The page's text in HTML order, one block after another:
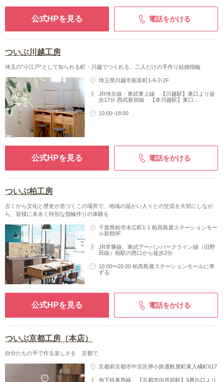
公式HPを見る 電話をかける
ついぶ川越工房
埼玉の"小江戸"として知られる町・川越でつくれる、二人だけの手作り結婚指輪
埼玉県川越市新富町1-6-2-2F
JR埼京線・東武東上線 【川越駅】東口より徒
歩17分 西武新宿線 【本川越駅】東口…
10:00~18:00
公式HPを見る 電話をかける
ついぶ柏工房
古くから文化と歴史が息づくこの場所で、地域の温かい人々との交流を大切にしなが
ら、皆様に末永く特別な指輪作りの体験を
千葉県柏市末広町1-1 柏髙島屋ステーションモー
ル新館9F
JR常磐線、東武アーバンパークライン線（旧野
田線）柏駅の西口から徒歩2分
10:00〜20:00 柏髙島屋ステーションモールに準
ずる
公式HPを見る 電話をかける
ついぶ京都工房（本店）
自分たちの手で作る楽しさを 京都で
京都府京都市中京区押小路通麩屋町東入橘町617
地下鉄東西線 【京都市役所前駅】9番出口より